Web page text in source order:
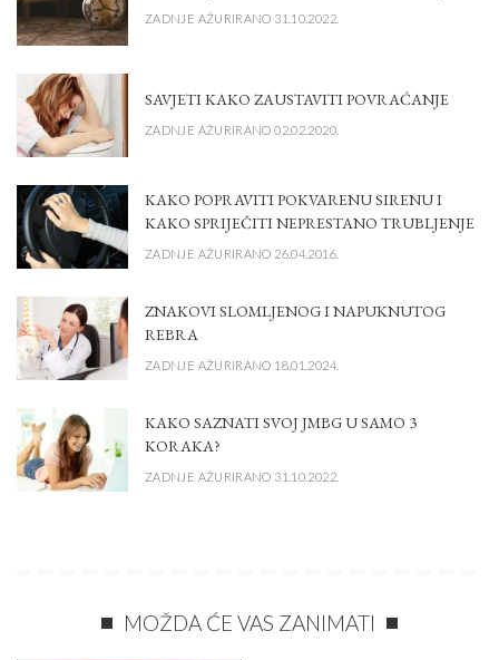
ZADNJE AŽURIRANO 31.10.2022.
SAVJETI KAKO ZAUSTAVITI POVRAĆANJE
ZADNJE AŽURIRANO 02.02.2020.
KAKO POPRAVITI POKVARENU SIRENU I
KAKO SPRIJEČITI NEPRESTANO TRUBLJENJE
ZADNJE AŽURIRANO 26.04.2016.
ZNAKOVI SLOMLJENOG I NAPUKNUTOG
REBRA
ZADNJE AŽURIRANO 18.01.2024.
KAKO SAZNATI SVOJ JMBG U SAMO 3
KORAKA?
ZADNJE AŽURIRANO 31.10.2022.
MOŽDA ĆE VAS ZANIMATI